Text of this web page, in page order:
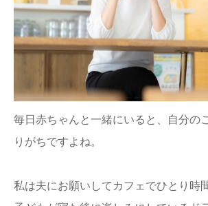
毎日赤ちゃんと一緒にいると、自分の
りがちですよね。
私は夫にお願いしてカフェでひとり時